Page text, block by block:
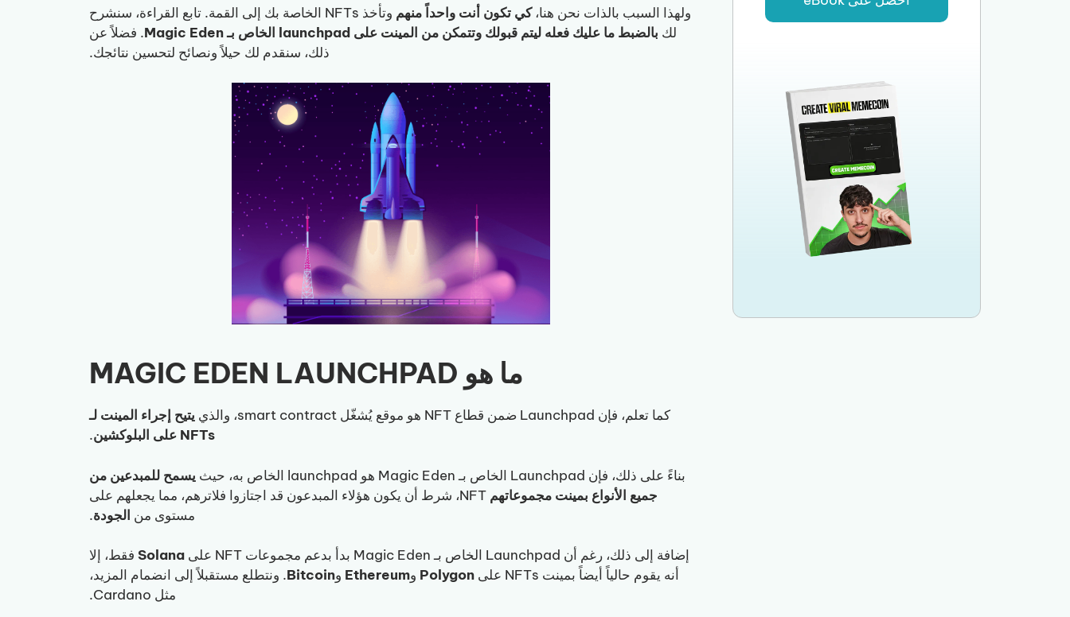
ولهذا السبب بالذات نحن هنا،كي تكون أنت واحداً منهم
وتأخذ NFTs الخاصة بك إلى القمة. تابع القراءة، سنشرح
لك بالضبط ما عليك فعله ليتم قبولك وتتمكن من المينت على launchpad الخاص بـ Magic Eden
. فضلاً عن
ذلك، سنقدم لك حيلاً ونصائح لتحسين نتائجك.
ما هو MAGIC EDEN LAUNCHPAD
كما تعلم، فإن Launchpad ضمن قطاع NFT هو موقع يُشغّل smart contract، والذي
يتيح إجراء المينت لـ
NFTs على البلوكشين
.
بناءً على ذلك، فإن Launchpad الخاص بـ Magic Eden هو launchpad الخاص به، حيث
يسمح للمبدعين من
جميع الأنواع بمينت مجموعاتهم
NFT، شرط أن يكون هؤلاء المبدعون قد اجتازوا فلاترهم، مما يجعلهم على
مستوى من الجودة.
إضافة إلى ذلك، رغم أن Launchpad الخاص بـ Magic Eden بدأ بدعم مجموعات NFT على Solana فقط، إلا
أنه يقوم حالياً أيضاً بمينت NFTs على
Polygon وEthereum وBitcoin. ونتطلع مستقبلاً إلى انضمام المزيد،
مثل Cardano.